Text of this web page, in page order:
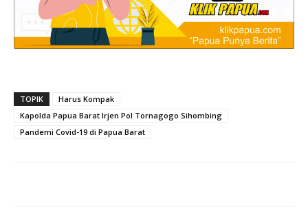
TOPIK
Harus Kompak
Kapolda Papua Barat Irjen Pol Tornagogo Sihombing
Pandemi Covid-19 di Papua Barat